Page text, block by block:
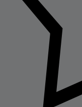
Cum să îți regenerezi
regenerarea lui.
Data publicării:
vineri 17 aprilie
#Remedii împotriva
#Părul subțire